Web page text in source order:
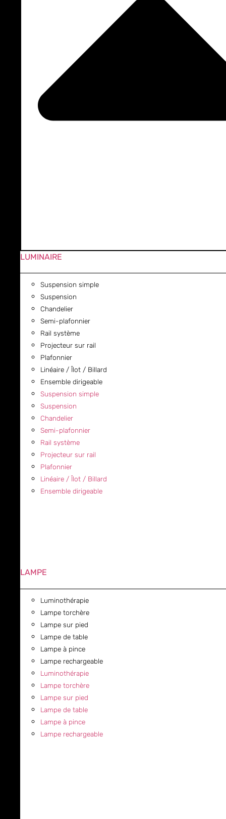
LUMINAIRE
Suspension simple
Suspension
Chandelier
Semi-plafonnier
Rail système
Projecteur sur rail
Plafonnier
Linéaire / Îlot / Billard
Ensemble dirigeable
Suspension simple
Suspension
Chandelier
Semi-plafonnier
Rail système
Projecteur sur rail
Plafonnier
Linéaire / Îlot / Billard
Ensemble dirigeable
LAMPE
Luminothérapie
Lampe torchère
Lampe sur pied
Lampe de table
Lampe à pince
Lampe rechargeable
Luminothérapie
Lampe torchère
Lampe sur pied
Lampe de table
Lampe à pince
Lampe rechargeable